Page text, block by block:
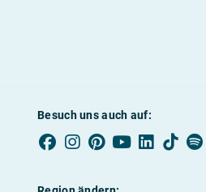
Besuch uns auch auf: